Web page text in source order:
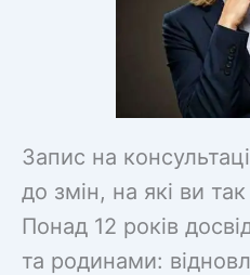
Запис на
до змін, на які ви
Понад 12 років
та родинами: